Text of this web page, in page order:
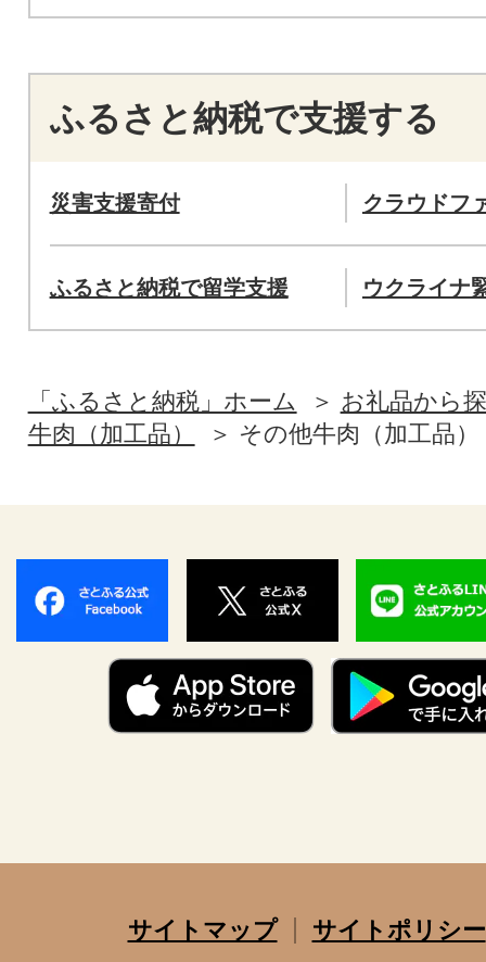
ふるさと納税で支援する
災害支援寄付 クラウドフ
ふるさと納税で留学支援 ウクライナ
「ふるさと納税」ホーム
お礼品から
牛肉（加工品）
その他牛肉（加工品）
サイトマップ
サイトポリシー